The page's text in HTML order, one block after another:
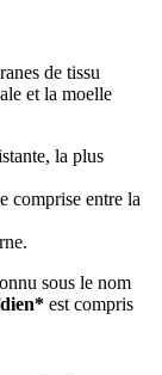
de tissu
et la moelle
la plus
comprise entre la
sous le nom
est compris